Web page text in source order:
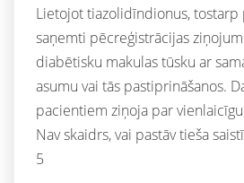
Lietojot tiazolidīndionus, tostarp
saņemti pēcreģistrācijas
diabētisku makulas tūsku ar
asumu vai tās pastiprināšanos.
pacientiem ziņoja par
Nav skaidrs, vai pastāv tieša
5